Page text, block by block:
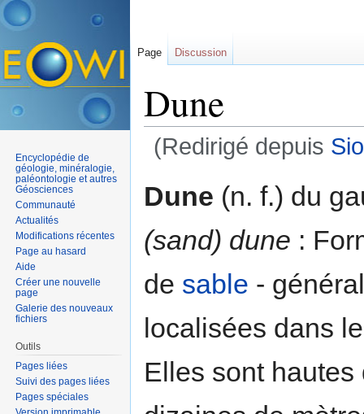
Dune
(Redirigé depuis
Dune (n. f.) du
(sand) dune :
de sable -
localisées dans
Elles sont
Page Discussion
Encyclopédie de
géologie, minéralogie,
paléontologie et autres
Géosciences
Communauté
Actualités
Modifications récentes
Page au hasard
Aide
Créer une nouvelle
page
Galerie des nouveaux
fichiers
Outils
Pages liées
Suivi des pages liées
Pages spéciales